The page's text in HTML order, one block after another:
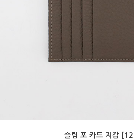
슬림 포 카드 지갑